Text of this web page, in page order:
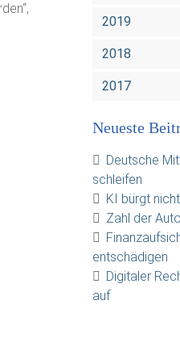
2019
2018
2017
Neueste
Deutsche
schleifen
KI bürgt
Zahl der
entschädigen
Digitaler
auf